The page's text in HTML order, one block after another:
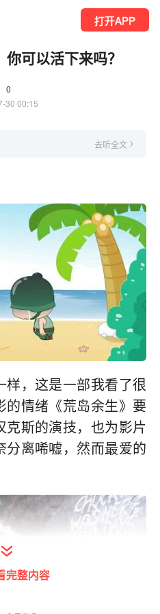
打开APP
可以活下来吗？
0
30 00:15
去听全文
样，这是一部我看了很
的情绪《荒岛余生》要
克斯的演技，也为影片
分离唏嘘，然而最爱的
完整内容